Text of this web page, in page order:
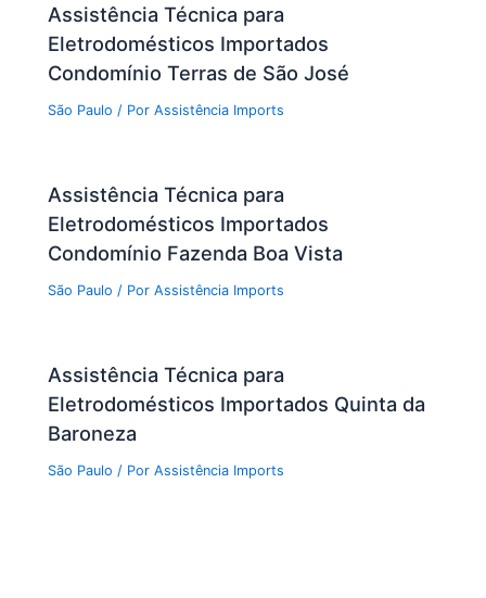
Assistência Técnica para
Eletrodomésticos Importados
Condomínio Terras de São José
São Paulo / PorAssistência Imports
Assistência Técnica para
Eletrodomésticos Importados
Condomínio Fazenda Boa Vista
São Paulo / PorAssistência Imports
Assistência Técnica para
Eletrodomésticos Importados Quinta da
Baroneza
São Paulo / PorAssistência Imports